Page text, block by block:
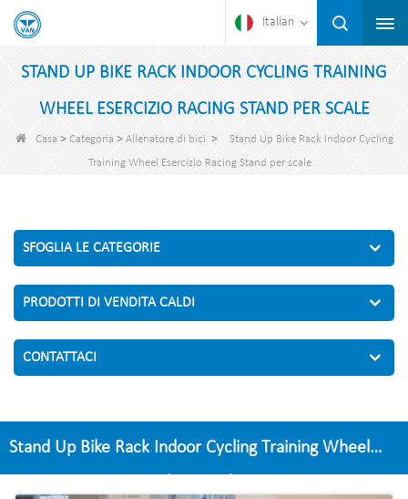
Italian
STAND UP BIKE RACK INDOOR CYCLING TRAINING
WHEEL ESERCIZIO RACING STAND PER SCALE
Casa > Categoria > Allenatore di bici >
Stand Up Bike Rack Indoor Cycling
Training Wheel Esercizio Racing Stand per scale
SFOGLIA LE CATEGORIE
PRODOTTI DI VENDITA CALDI
CONTATTACI
Stand Up Bike Rack Indoor Cycling Training Wheel